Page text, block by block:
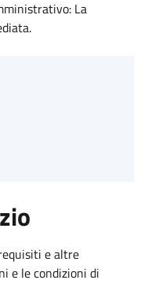
La
e altre
e le condizioni di